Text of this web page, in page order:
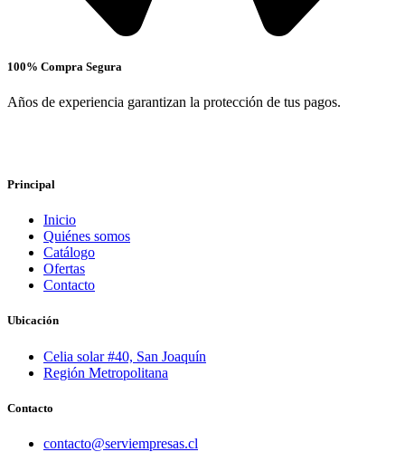
100% Compra Segura
Años de experiencia garantizan la protección de tus pagos.
Principal
Inicio
Quiénes somos
Catálogo
Ofertas
Contacto
Ubicación
Celia solar #40, San Joaquín
Región Metropolitana
Contacto
contacto@serviempresas.cl